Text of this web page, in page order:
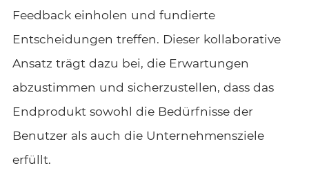
Feedback einholen und fundierte
Entscheidungen treffen. Dieser kollaborative
Ansatz trägt dazu bei, die Erwartungen
abzustimmen und sicherzustellen, dass das
Endprodukt sowohl die Bedürfnisse der
Benutzer als auch die Unternehmensziele
erfüllt.